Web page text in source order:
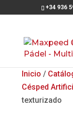
+34 936
Inicio /
Césped
texturizado